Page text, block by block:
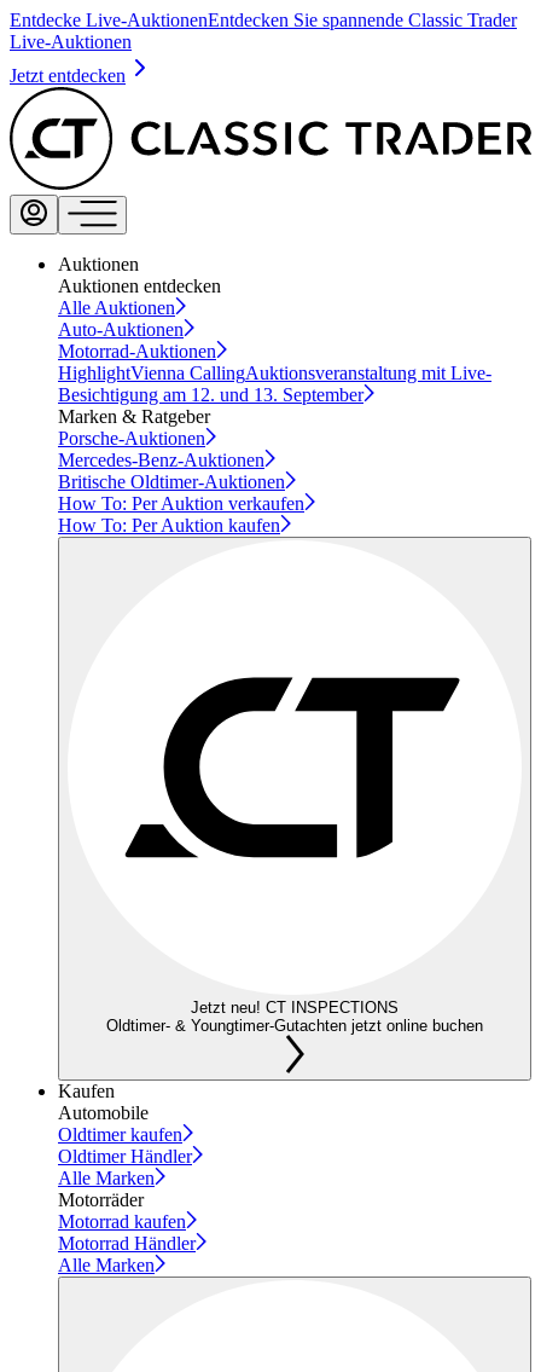
Entdecke Live-AuktionenEntdecken Sie spannende Classic Trader
Live-Auktionen
Jetzt entdecken
Auktionen
Auktionen entdecken
Alle Auktionen
Auto-Auktionen
Motorrad-Auktionen
HighlightVienna CallingAuktionsveranstaltung mit Live-
Besichtigung am 12. und 13. September
Marken & Ratgeber
Porsche-Auktionen
Mercedes-Benz-Auktionen
Britische Oldtimer-Auktionen
How To: Per Auktion verkaufen
How To: Per Auktion kaufen
Jetzt neu! CT INSPECTIONS
Oldtimer- & Youngtimer-Gutachten jetzt online buchen
Kaufen
Automobile
Oldtimer kaufen
Oldtimer Händler
Alle Marken
Motorräder
Motorrad kaufen
Motorrad Händler
Alle Marken